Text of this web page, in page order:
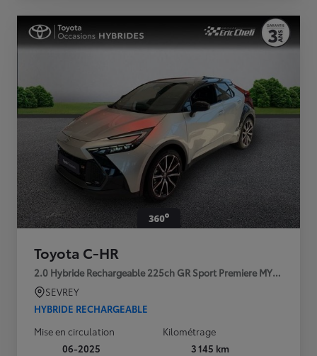
Toyota C-HR
2.0 Hybride Rechargeable 225ch GR Sport Premiere MY25
SEVREY
HYBRIDE RECHARGEABLE
Mise en circulation
06-2025
Kilométrage
3 145 km